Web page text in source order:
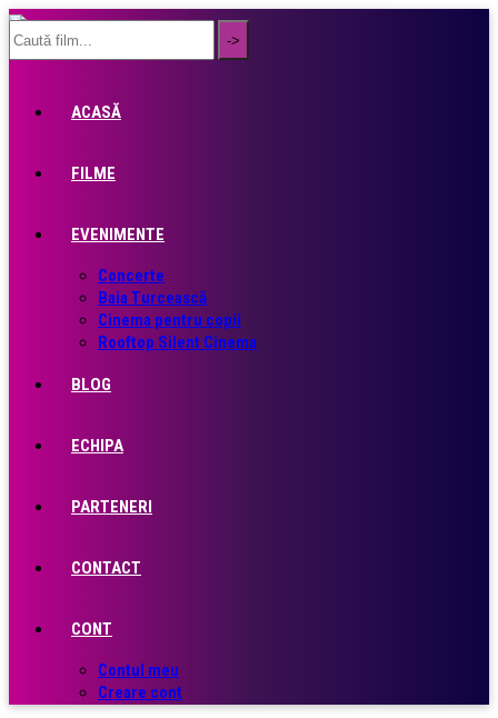
ACASĂ
FILME
EVENIMENTE
Concerte
Baia Turcească
Cinema pentru copii
Rooftop Silent Cinema
BLOG
ECHIPA
PARTENERI
CONTACT
CONT
Contul meu
Creare cont